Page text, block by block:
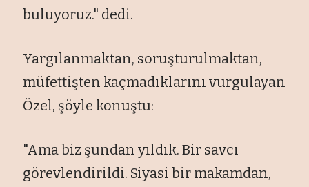
buluyoruz." dedi.
Yargılanmaktan, soruşturulmaktan,
müfettişten kaçmadıklarını vurgulayan
Özel, şöyle konuştu:
"Ama biz şundan yıldık. Bir savcı
görevlendirildi. Siyasi bir makamdan,